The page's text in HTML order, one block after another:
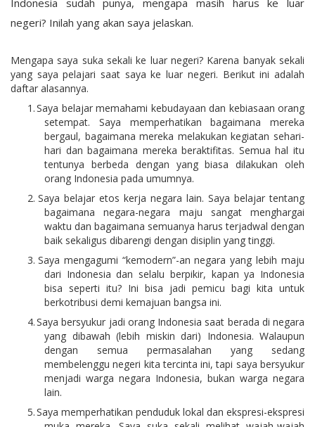
Indonesia sudah punya, mengapa masih harus ke luar
negeri? Inilah yang akan saya jelaskan.
Mengapa saya suka sekali ke luar negeri? Karena banyak sekali
yang saya pelajari saat saya ke luar negeri. Berikut ini adalah
daftar alasannya.
1.Saya belajar memahami kebudayaan dan kebiasaan orang
setempat. Saya memperhatikan bagaimana mereka
bergaul, bagaimana mereka melakukan kegiatan sehari-
hari dan bagaimana mereka beraktifitas. Semua hal itu
tentunya berbeda dengan yang biasa dilakukan oleh
orang Indonesia pada umumnya.
2. Saya belajar etos kerja negara lain. Saya belajar tentang
bagaimana negara-negara maju sangat menghargai
waktu dan bagaimana semuanya harus terjadwal dengan
baik sekaligus dibarengi dengan disiplin yang tinggi.
3. Saya mengagumi “kemodern”-an negara yang lebih maju
dari Indonesia dan selalu berpikir, kapan ya Indonesia
bisa seperti itu? Ini bisa jadi pemicu bagi kita untuk
berkotribusi demi kemajuan bangsa ini.
4.Saya bersyukur jadi orang Indonesia saat berada di negara
yang dibawah (lebih miskin dari) Indonesia. Walaupun
dengan semua permasalahan yang sedang
membelenggu negeri kita tercinta ini, tapi saya bersyukur
menjadi warga negara Indonesia, bukan warga negara
lain.
5.Saya memperhatikan penduduk lokal dan ekspresi-ekspresi